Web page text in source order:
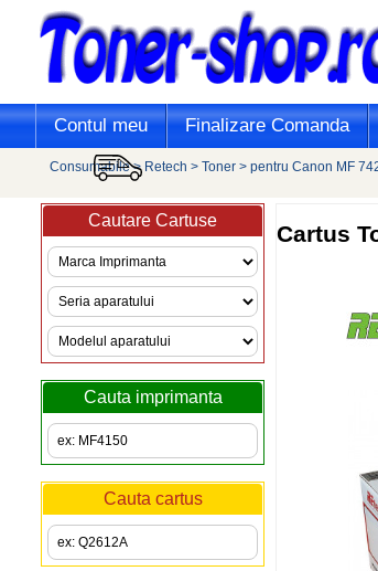
Contul meu Finalizare Comanda
Consumabile> Retech > Toner > pentru Canon MF
Cautare Cartuse
Cauta imprimanta
Cauta cartus
Cartus